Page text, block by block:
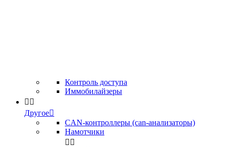
Контроль доступа
Иммобилайзеры
 
Другое
CAN-контроллеры (can-анализаторы)
Намотчики
 